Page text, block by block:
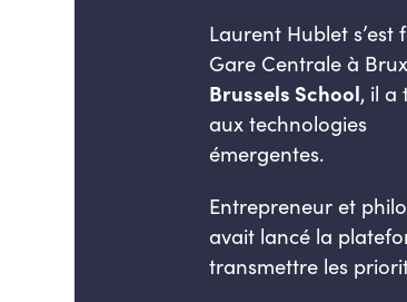
Laurent Hublet
Gare Centrale à
Brussels School, il a
aux technologies
émergentes.
Entrepreneur et
avait lancé la
transmettre les